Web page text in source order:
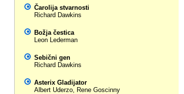
Čarolija stvarnosti
Richard Dawkins
Božja čestica
Leon Lederman
Sebični gen
Richard Dawkins
Asterix Gladijator
Albert Uderzo, Rene Goscinny